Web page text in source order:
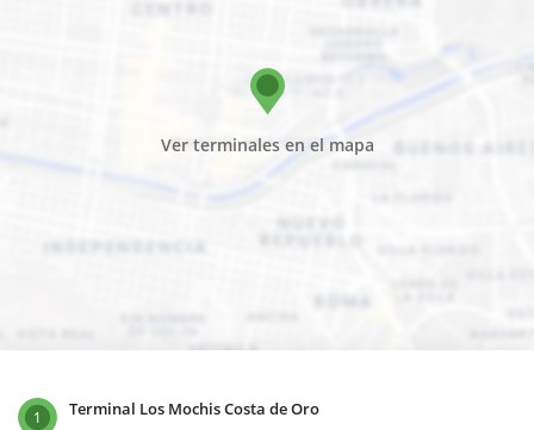
Ver terminales en el mapa
1 Terminal Los Mochis Costa de Oro